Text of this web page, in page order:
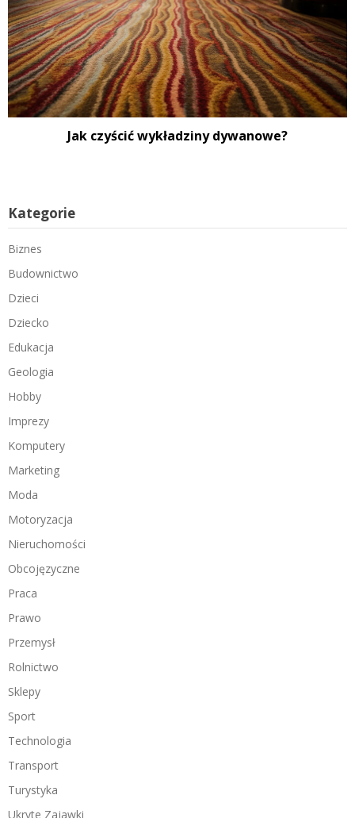
Jak czyścić wykładziny dywanowe?
Kategorie
Biznes
Budownictwo
Dzieci
Dziecko
Edukacja
Geologia
Hobby
Imprezy
Komputery
Marketing
Moda
Motoryzacja
Nieruchomości
Obcojęzyczne
Praca
Prawo
Przemysł
Rolnictwo
Sklepy
Sport
Technologia
Transport
Turystyka
Ukryte Zajawki